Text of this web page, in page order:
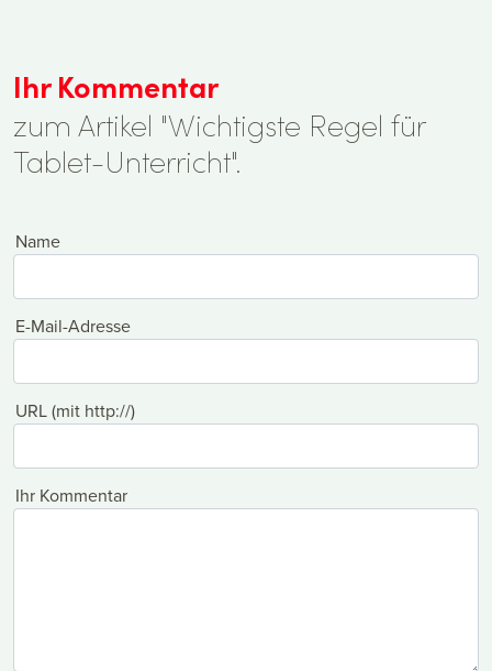
Ihr Kommentar
zum Artikel "Wichtigste Regel für
Tablet-Unterricht".
Name
E-Mail-Adresse
URL (mit http://)
Ihr Kommentar